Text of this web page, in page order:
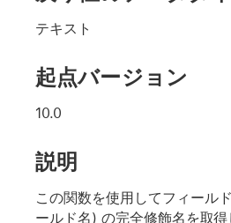
テキスト
起点バージョン
10.0
説明
この関数を使用してフィールド
ールド名) の完全修飾名を取得